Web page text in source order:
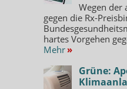
Wegen der
gegen die Rx-
hartes Vorgehen
Mehr »
Grüne: